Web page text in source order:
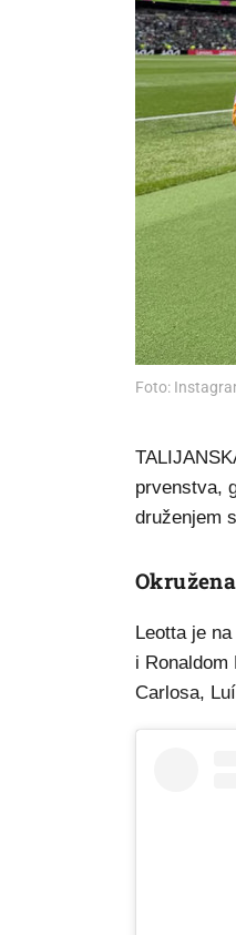
Foto:
prvenstva,
druženjem
Leotta je
i Ronaldom
Carlosa,